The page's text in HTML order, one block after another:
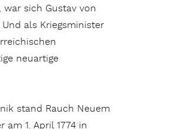
war sich Gustav von
als Kriegsminister
neuartige
stand Rauch Neuem
am 1. April 1774 in